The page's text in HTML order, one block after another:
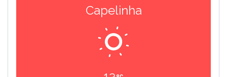
Capelinha